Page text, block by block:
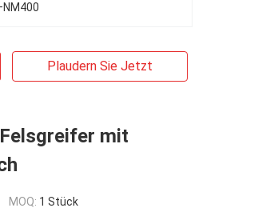
Plaudern Sie Jetzt
mit
MOQ: 1 Stück